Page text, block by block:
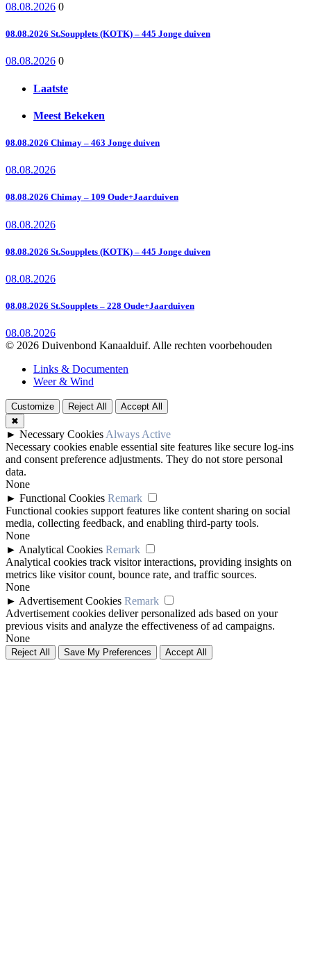
08.08.2026 0
08.08.2026 St.Soupplets (KOTK) – 445 Jonge duiven
08.08.2026 0
Laatste
Meest Bekeken
08.08.2026 Chimay – 463 Jonge duiven
08.08.2026
08.08.2026 Chimay – 109 Oude+Jaarduiven
08.08.2026
08.08.2026 St.Soupplets (KOTK) – 445 Jonge duiven
08.08.2026
08.08.2026 St.Soupplets – 228 Oude+Jaarduiven
08.08.2026
© 2026 Duivenbond Kanaalduif. Alle rechten voorbehouden
Links & Documenten
Weer & Wind
Customize Reject All
Accept All
✖
► Necessary Cookies Always Active
Necessary cookies enable essential site features like secure log-ins
and consent preference adjustments. They do not store personal
data.
None
► Functional Cookies Remark
Functional cookies support features like content sharing on social
media, collecting feedback, and enabling third-party tools.
None
► Analytical Cookies Remark
Analytical cookies track visitor interactions, providing insights on
metrics like visitor count, bounce rate, and traffic sources.
None
► Advertisement Cookies Remark
Advertisement cookies deliver personalized ads based on your
previous visits and analyze the effectiveness of ad campaigns.
None
Reject All Save My Preferences Accept All